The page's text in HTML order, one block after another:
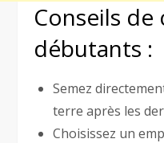
Conseils
débutants :
Semez
terre après les
Choisissez un